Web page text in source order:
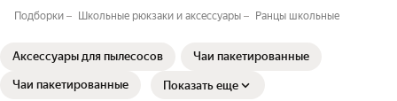
Подборки Школьные рюкзаки и аксессуары Ранцы школьные
Аксессуары для пылесосов Чаи пакетированные
Чаи пакетированные Показать еще